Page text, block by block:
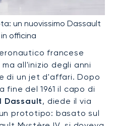
un nuovissimo Dassault
officina
francese
ma all'inizio degli anni
di un jet d'affari. Dopo
fine del 1961 il capo di
Dassault, diede il via
prototipo: basato sul